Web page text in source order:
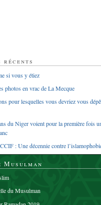
si vous y étiez
photos en vrac de La Mecque
pour lesquelles vous devriez vous
du Niger voient pour la première fois
: Une décennie contre
Musulman
du Musulman